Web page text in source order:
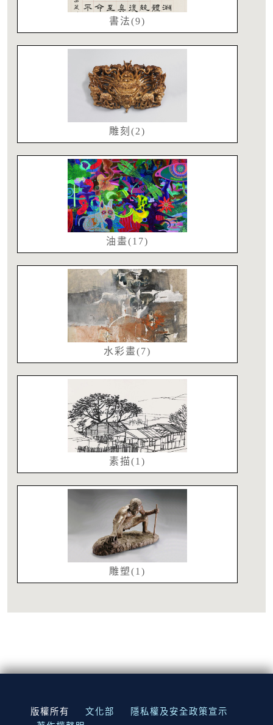
書法(9)
雕刻(2)
油畫(17)
水彩畫(7)
素描(1)
雕塑(1)
:::
版權所有 文化部
隱私權及安全政策宣示